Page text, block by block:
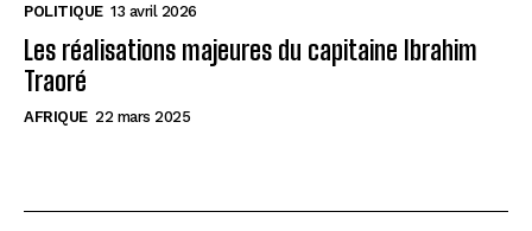
POLITIQUE 13 avril 2026
Les réalisations majeures du capitaine Ibrahim
Traoré
AFRIQUE 22 mars 2025